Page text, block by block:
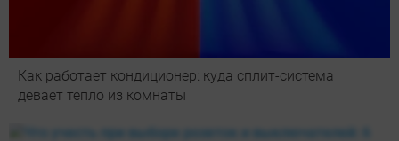
Как работает кондиционер: куда сплит-система
девает тепло из комнаты